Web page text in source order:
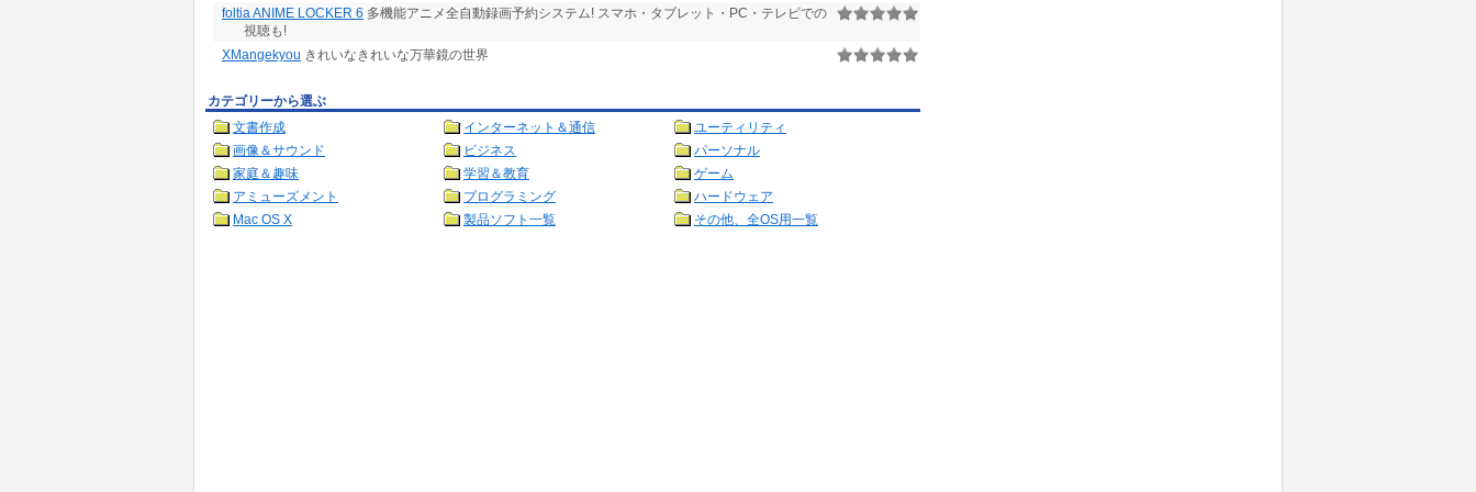
foltia ANIME LOCKER 6 多機能アニメ全自動録画予約システム! スマホ・タブレット・PC・テレビでの
視聴も!
XMangekyou きれいなきれいな万華鏡の世界
カテゴリーから選ぶ
文書作成
インターネット＆通信
ユーティリティ
画像＆サウンド
ビジネス
パーソナル
家庭＆趣味
学習＆教育
ゲーム
アミューズメント
プログラミング
ハードウェア
Mac OS X
製品ソフト一覧 その他、全OS用一覧